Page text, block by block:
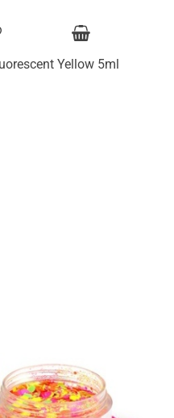
Yellow 5ml